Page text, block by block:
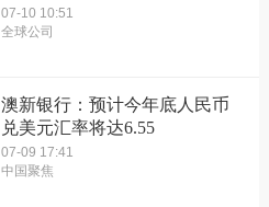
07-10 10:51
全球公司
澳新银行：预计今年底人民币
兑美元汇率将达6.55
07-09 17:41
中国聚焦